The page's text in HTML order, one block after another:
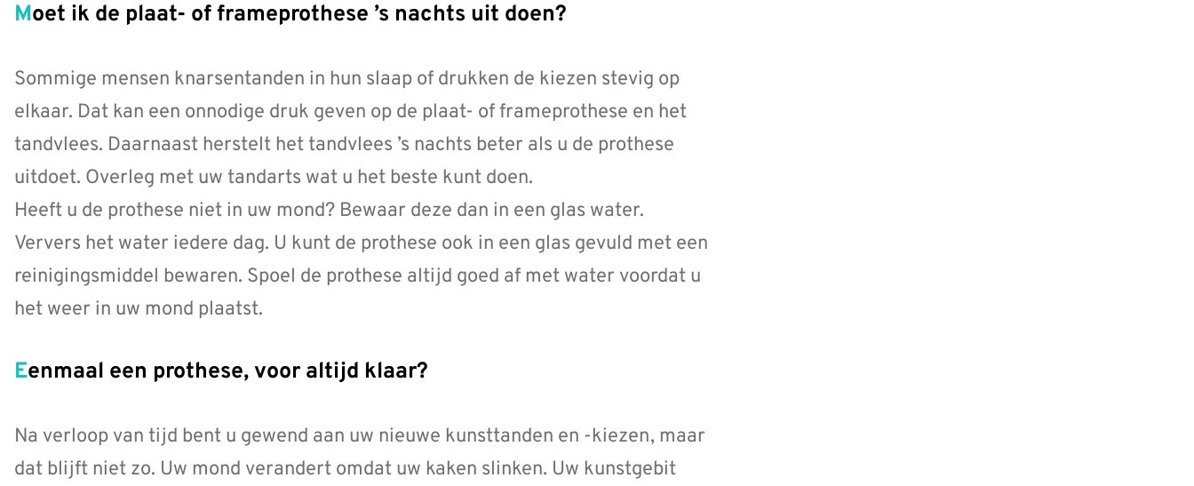
Moet ik de plaat- of frameprothese ’s nachts uit doen?
Sommige mensen knarsentanden in hun slaap of drukken de kiezen stevig op
elkaar. Dat kan een onnodige druk geven op de plaat- of frameprothese en het
tandvlees. Daarnaast herstelt het tandvlees ’s nachts beter als u de prothese
uitdoet. Overleg met uw tandarts wat u het beste kunt doen.
Heeft u de prothese niet in uw mond? Bewaar deze dan in een glas water.
Ververs het water iedere dag. U kunt de prothese ook in een glas gevuld met een
reinigingsmiddel bewaren. Spoel de prothese altijd goed af met water voordat u
het weer in uw mond plaatst.
Eenmaal een prothese, voor altijd klaar?
Na verloop van tijd bent u gewend aan uw nieuwe kunsttanden en -kiezen, maar
dat blijft niet zo. Uw mond verandert omdat uw kaken slinken. Uw kunstgebit